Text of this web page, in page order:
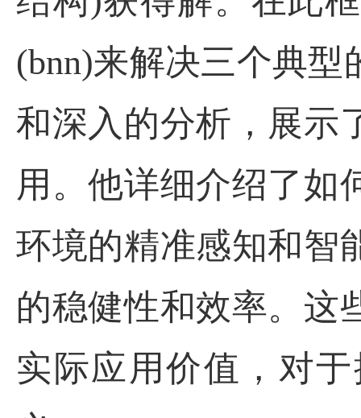
(bnn)来解决三个典型
和深入的分析，展示
用。他详细介绍了如
环境的精准感知和智
的稳健性和效率。这
实际应用价值，对